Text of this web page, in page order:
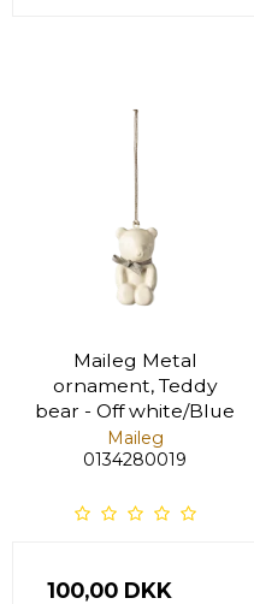
Maileg Metal
ornament, Teddy
bear - Off white/Blue
Maileg
0134280019
100,00 DKK